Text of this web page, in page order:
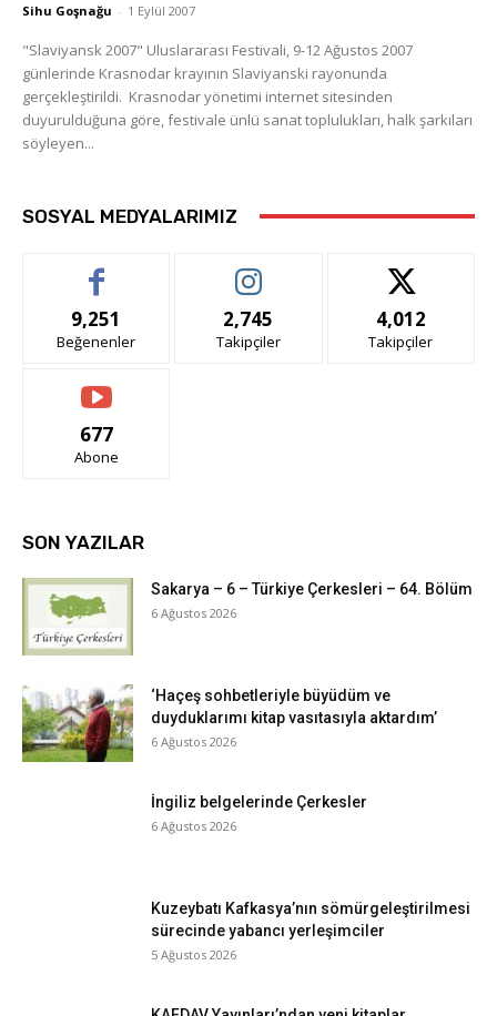
Sihu Goşnağu - 1 Eylül 2007
"Slaviyansk 2007" Uluslararası Festivali, 9-12 Ağustos 2007
günlerinde Krasnodar krayının Slaviyanski rayonunda
gerçekleştirildi. Krasnodar yönetimi internet sitesinden
duyurulduğuna göre, festivale ünlü sanat toplulukları, halk şarkıları
söyleyen...
SOSYAL MEDYALARIMIZ
9,251
Beğenenler
2,745
Takipçiler
4,012
Takipçiler
677
Abone
SON YAZILAR
Sakarya – 6 – Türkiye Çerkesleri – 64. Bölüm
6 Ağustos 2026
‘Haçeş sohbetleriyle büyüdüm ve
duyduklarımı kitap vasıtasıyla aktardım’
6 Ağustos 2026
İngiliz belgelerinde Çerkesler
6 Ağustos 2026
Kuzeybatı Kafkasya’nın sömürgeleştirilmesi
sürecinde yabancı yerleşimciler
5 Ağustos 2026